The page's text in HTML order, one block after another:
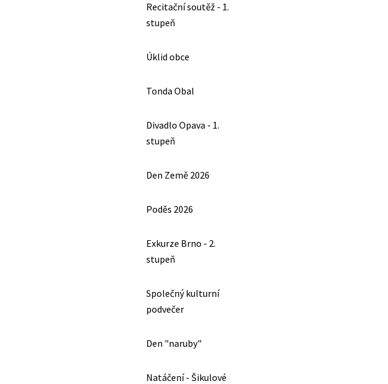
Recitační soutěž - 1.
stupeň
Úklid obce
Tonda Obal
Divadlo Opava - 1.
stupeň
Den Země 2026
Poděs 2026
Exkurze Brno - 2.
stupeň
Společný kulturní
podvečer
Den "naruby"
Natáčení - Šikulové